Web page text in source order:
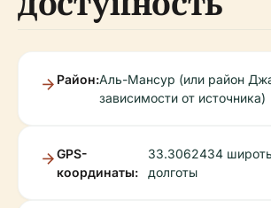
Район:Аль-Мансур (или район
зависимости от источника)
GPS-
координаты:
33.3062434
долготы